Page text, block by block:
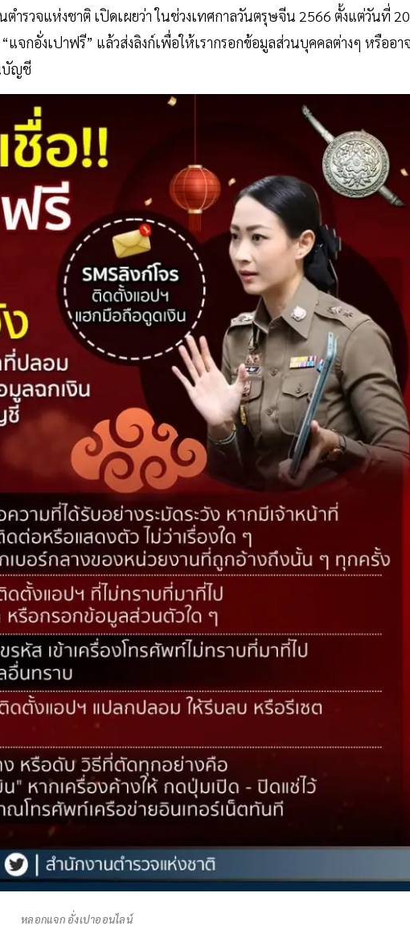
วจแห่งชาติ เปิดเผยว่า ในช่วงเทศกาลวันตรุษจีน 2566 ตั้งแต่วันที่
จกอั่งเปาฟรี” แล้วส่งลิงก์เพื่อให้เรากรอกข้อมูลส่วนบุคคลต่างๆ หรืออา
บัญชี
หลอกแจก อั่งเปาออนไลน์